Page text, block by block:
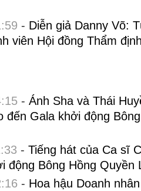
- Diễn giả Danny Võ:
viên Hội đồng Thẩm
- Ánh Sha và Thái
đến Gala khởi động
- Tiếng hát của Ca sĩ
động Bông Hồng Quyền
- Hoa hậu Doanh